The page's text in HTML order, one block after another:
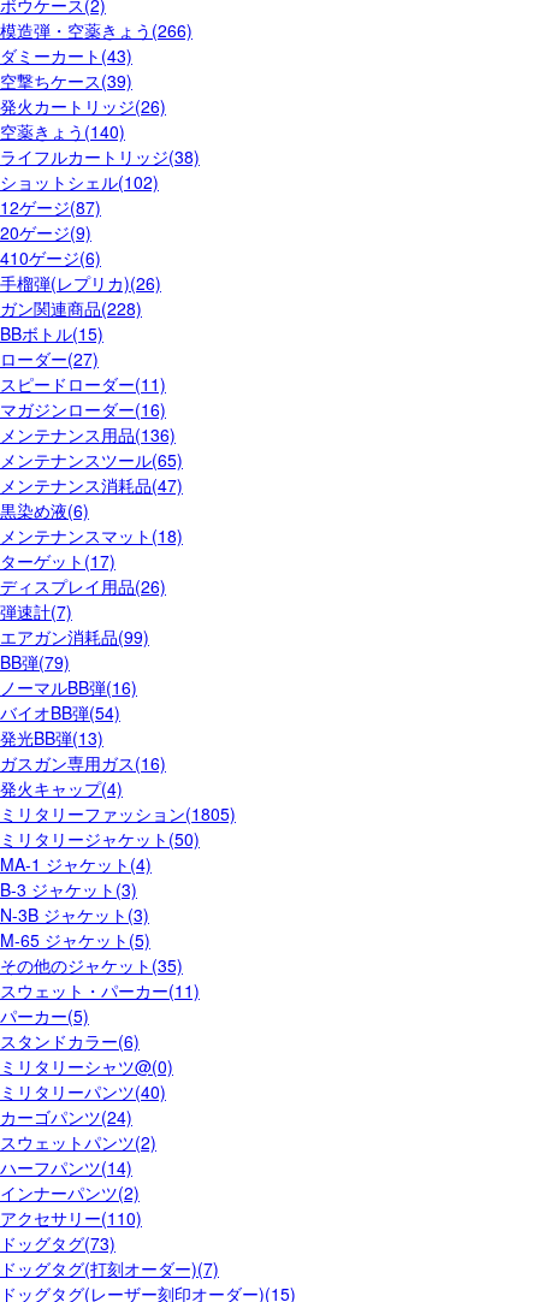
ボウケース(2)
模造弾・空薬きょう(266)
ダミーカート(43)
空撃ちケース(39)
発火カートリッジ(26)
空薬きょう(140)
ライフルカートリッジ(38)
ショットシェル(102)
12ゲージ(87)
20ゲージ(9)
410ゲージ(6)
手榴弾(レプリカ)(26)
ガン関連商品(228)
BBボトル(15)
ローダー(27)
スピードローダー(11)
マガジンローダー(16)
メンテナンス用品(136)
メンテナンスツール(65)
メンテナンス消耗品(47)
黒染め液(6)
メンテナンスマット(18)
ターゲット(17)
ディスプレイ用品(26)
弾速計(7)
エアガン消耗品(99)
BB弾(79)
ノーマルBB弾(16)
バイオBB弾(54)
発光BB弾(13)
ガスガン専用ガス(16)
発火キャップ(4)
ミリタリーファッション(1805)
ミリタリージャケット(50)
MA-1 ジャケット(4)
B-3 ジャケット(3)
N-3B ジャケット(3)
M-65 ジャケット(5)
その他のジャケット(35)
スウェット・パーカー(11)
パーカー(5)
スタンドカラー(6)
ミリタリーシャツ@(0)
ミリタリーパンツ(40)
カーゴパンツ(24)
スウェットパンツ(2)
ハーフパンツ(14)
インナーパンツ(2)
アクセサリー(110)
ドッグタグ(73)
ドッグタグ(打刻オーダー)(7)
ドッグタグ(レーザー刻印オーダー)(15)